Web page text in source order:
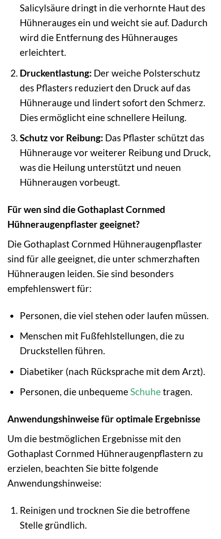
Salicylsäure dringt in die verhornte Haut des
Hühnerauges ein und weicht sie auf. Dadurch
wird die Entfernung des Hühnerauges
erleichtert.
Druckentlastung: Der weiche Polsterschutz
des Pflasters reduziert den Druck auf das
Hühnerauge und lindert sofort den Schmerz.
Dies ermöglicht eine schnellere Heilung.
Schutz vor Reibung: Das Pflaster schützt das
Hühnerauge vor weiterer Reibung und Druck,
was die Heilung unterstützt und neuen
Hühneraugen vorbeugt.
Für wen sind die Gothaplast Cornmed
Hühneraugenpflaster geeignet?
Die Gothaplast Cornmed Hühneraugenpflaster
sind für alle geeignet, die unter schmerzhaften
Hühneraugen leiden. Sie sind besonders
empfehlenswert für:
Personen, die viel stehen oder laufen müssen.
Menschen mit Fußfehlstellungen, die zu
Druckstellen führen.
Diabetiker (nach Rücksprache mit dem Arzt).
Personen, die unbequemeSchuhetragen.
Anwendungshinweise für optimale Ergebnisse
Um die bestmöglichen Ergebnisse mit den
Gothaplast Cornmed Hühneraugenpflastern zu
erzielen, beachten Sie bitte folgende
Anwendungshinweise:
Reinigen und trocknen Sie die betroffene
Stelle gründlich.